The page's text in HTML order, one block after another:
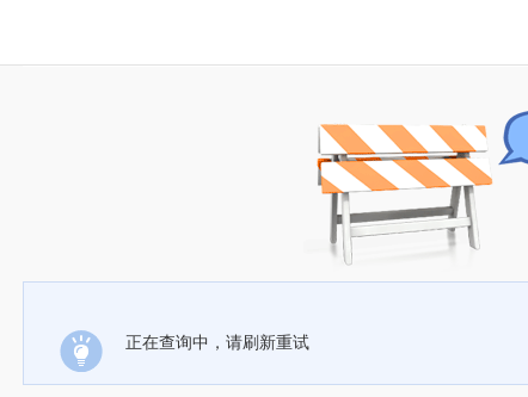
正在查询中，请刷新重试